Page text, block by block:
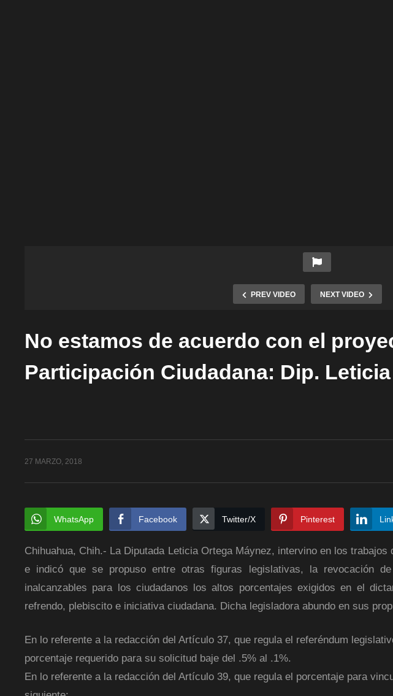
PREV VIDEO NEXT VIDEO
No estamos de acuerdo con el
Participación Ciudadana: Dip.
27 MARZO, 2018
WhatsApp Facebook Twitter/X Pinterest
Chihuahua, Chih.- La Diputada Leticia Ortega Máynez, intervino en los
e indicó que se propuso entre otras figuras legislativas, la revocación de
inalcanzables para los ciudadanos los altos porcentajes exigidos en el
refrendo, plebiscito e iniciativa ciudadana. Dicha legisladora abundo en sus
En lo referente a la redacción del Artículo 37, que regula el referéndum
porcentaje requerido para su solicitud baje del .5% al .1%.
En lo referente a la redacción del Artículo 39, que regula el porcentaje para